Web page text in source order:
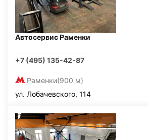
Автосервис Раменки
+7 (495) 135-42-87
Раменки(900 м)
ул. Лобачевского, 114